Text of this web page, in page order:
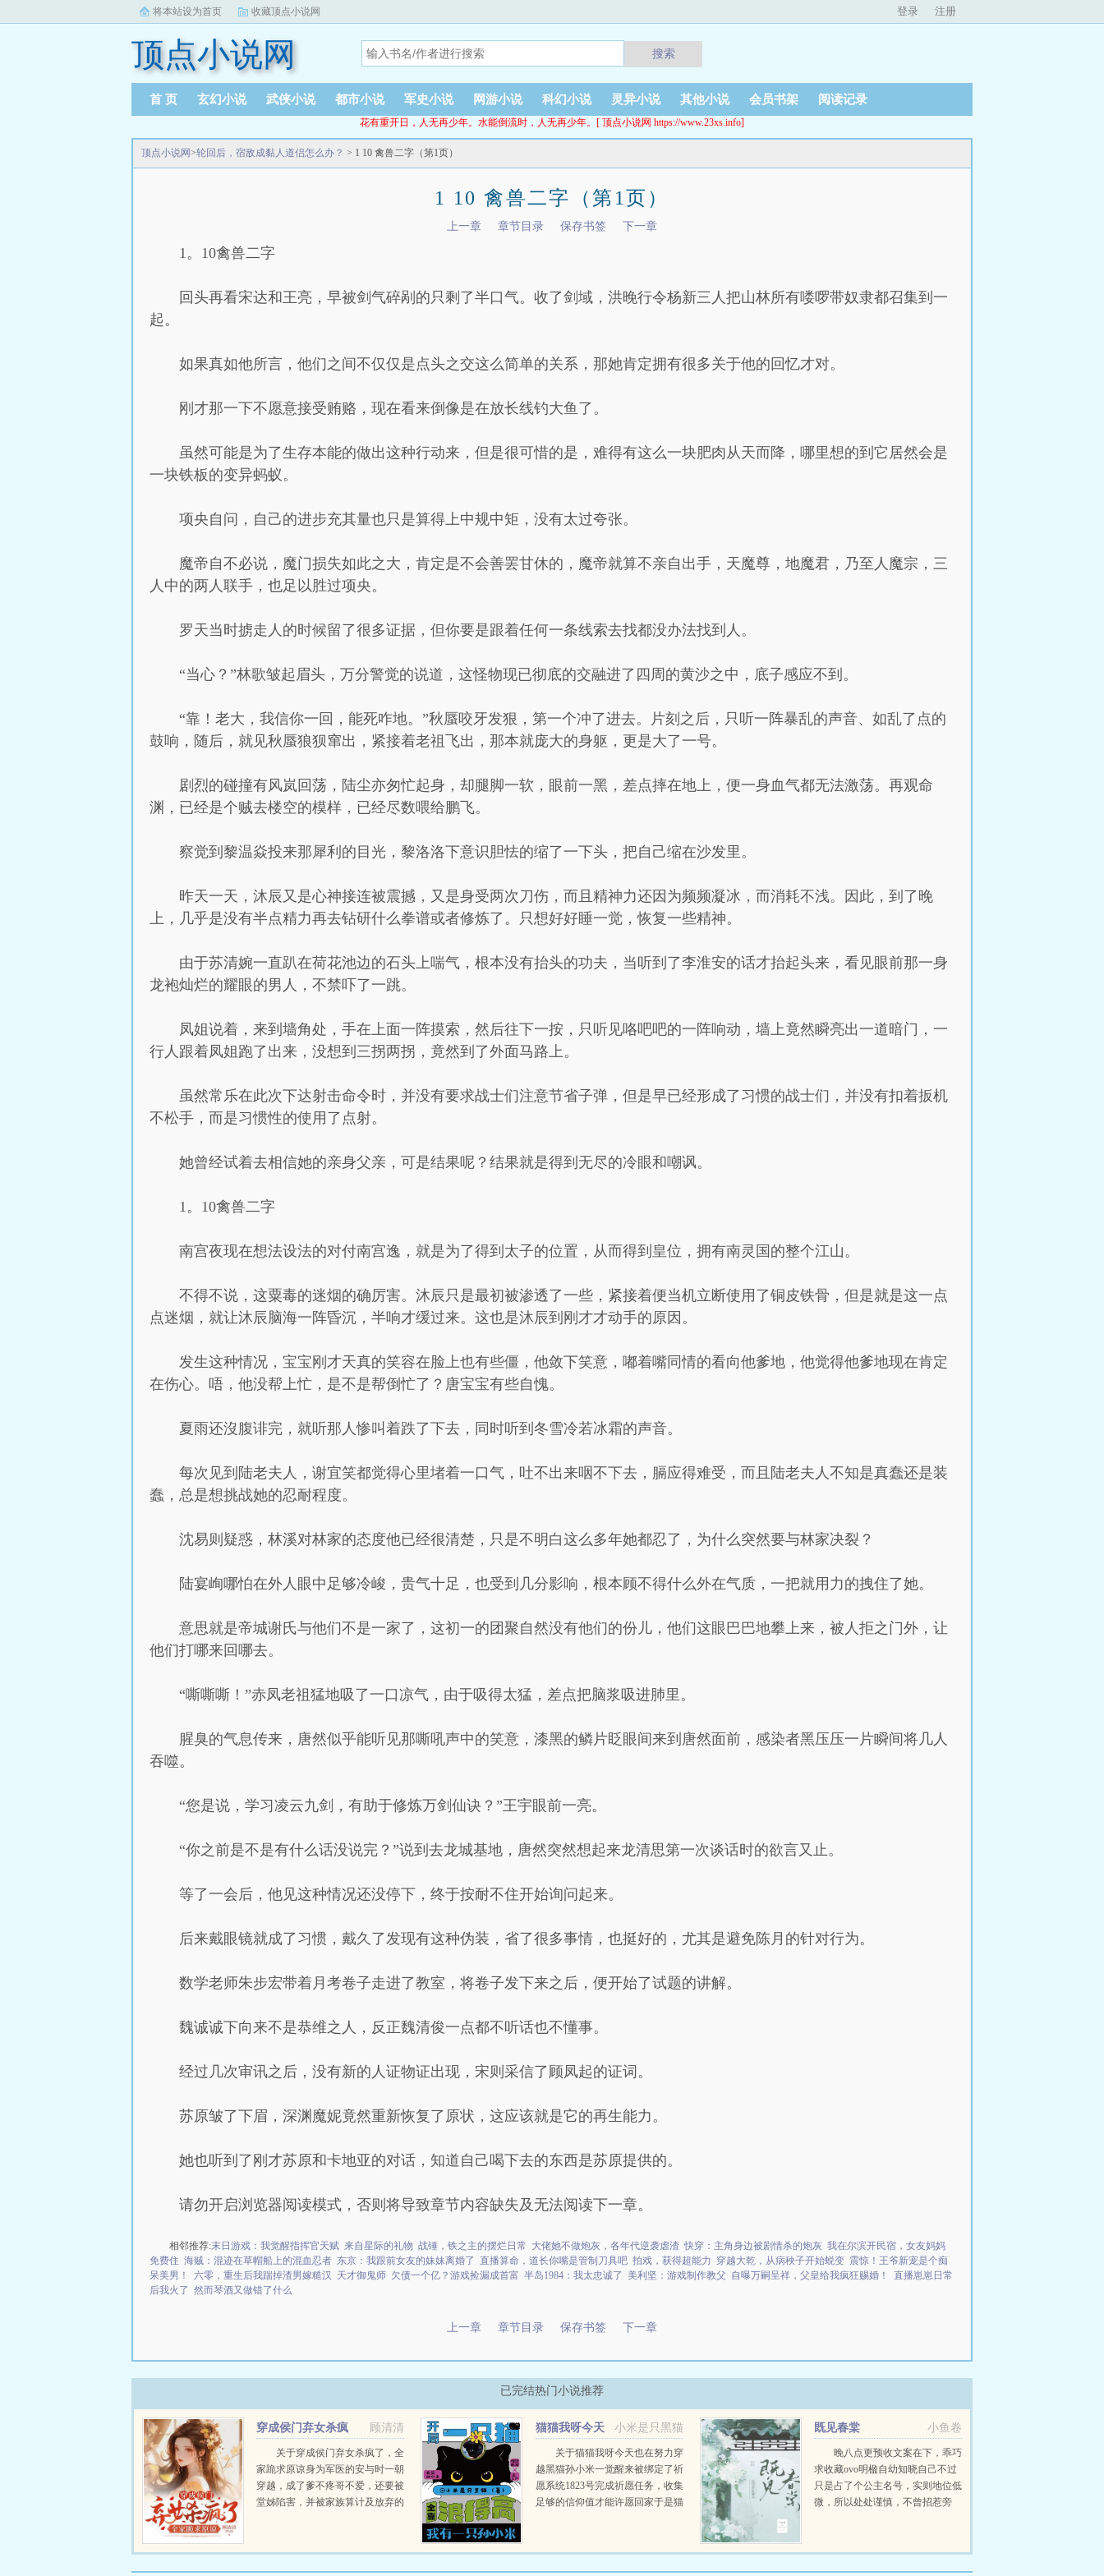
将本站设为首页 收藏顶点小说网 登录 注册
顶点小说网 搜索
首 页 玄幻小说 武侠小说 都市小说 军史小说 网游小说 科幻小说 灵异小说 其他小说 会员书架 阅读记录
花有重开日，人无再少年。水能倒流时，人无再少年。[ 顶点小说网 https://www.23xs.info]
顶点小说网>轮回后，宿敌成黏人道侣怎么办？ > 1 10 禽兽二字（第1页）
1 10 禽兽二字（第1页）
上一章 章节目录 保存书签 下一章
1。10禽兽二字
回头再看宋达和王亮，早被剑气碎剐的只剩了半口气。收了剑域，洪晚行令杨新三人把山林所有喽啰带奴隶都召集到一
起。
如果真如他所言，他们之间不仅仅是点头之交这么简单的关系，那她肯定拥有很多关于他的回忆才对。
刚才那一下不愿意接受贿赂，现在看来倒像是在放长线钓大鱼了。
虽然可能是为了生存本能的做出这种行动来，但是很可惜的是，难得有这么一块肥肉从天而降，哪里想的到它居然会是
一块铁板的变异蚂蚁。
项央自问，自己的进步充其量也只是算得上中规中矩，没有太过夸张。
魔帝自不必说，魔门损失如此之大，肯定是不会善罢甘休的，魔帝就算不亲自出手，天魔尊，地魔君，乃至人魔宗，三
人中的两人联手，也足以胜过项央。
罗天当时掳走人的时候留了很多证据，但你要是跟着任何一条线索去找都没办法找到人。
“当心？”林歌皱起眉头，万分警觉的说道，这怪物现已彻底的交融进了四周的黄沙之中，底子感应不到。
“靠！老大，我信你一回，能死咋地。”秋蜃咬牙发狠，第一个冲了进去。片刻之后，只听一阵暴乱的声音、如乱了点的
鼓响，随后，就见秋蜃狼狈窜出，紧接着老祖飞出，那本就庞大的身躯，更是大了一号。
剧烈的碰撞有风岚回荡，陆尘亦匆忙起身，却腿脚一软，眼前一黑，差点摔在地上，便一身血气都无法激荡。再观命
渊，已经是个贼去楼空的模样，已经尽数喂给鹏飞。
察觉到黎温焱投来那犀利的目光，黎洛洛下意识胆怯的缩了一下头，把自己缩在沙发里。
昨天一天，沐辰又是心神接连被震撼，又是身受两次刀伤，而且精神力还因为频频凝冰，而消耗不浅。因此，到了晚
上，几乎是没有半点精力再去钻研什么拳谱或者修炼了。只想好好睡一觉，恢复一些精神。
由于苏清婉一直趴在荷花池边的石头上喘气，根本没有抬头的功夫，当听到了李淮安的话才抬起头来，看见眼前那一身
龙袍灿烂的耀眼的男人，不禁吓了一跳。
凤姐说着，来到墙角处，手在上面一阵摸索，然后往下一按，只听见咯吧吧的一阵响动，墙上竟然瞬亮出一道暗门，一
行人跟着凤姐跑了出来，没想到三拐两拐，竟然到了外面马路上。
虽然常乐在此次下达射击命令时，并没有要求战士们注意节省子弹，但是早已经形成了习惯的战士们，并没有扣着扳机
不松手，而是习惯性的使用了点射。
她曾经试着去相信她的亲身父亲，可是结果呢？结果就是得到无尽的冷眼和嘲讽。
1。10禽兽二字
南宫夜现在想法设法的对付南宫逸，就是为了得到太子的位置，从而得到皇位，拥有南灵国的整个江山。
不得不说，这粟毒的迷烟的确厉害。沐辰只是最初被渗透了一些，紧接着便当机立断使用了铜皮铁骨，但是就是这一点
点迷烟，就让沐辰脑海一阵昏沉，半响才缓过来。这也是沐辰到刚才才动手的原因。
发生这种情况，宝宝刚才天真的笑容在脸上也有些僵，他敛下笑意，嘟着嘴同情的看向他爹地，他觉得他爹地现在肯定
在伤心。唔，他没帮上忙，是不是帮倒忙了？唐宝宝有些自愧。
夏雨还沒腹诽完，就听那人惨叫着跌了下去，同时听到冬雪冷若冰霜的声音。
每次见到陆老夫人，谢宜笑都觉得心里堵着一口气，吐不出来咽不下去，膈应得难受，而且陆老夫人不知是真蠢还是装
蠢，总是想挑战她的忍耐程度。
沈易则疑惑，林溪对林家的态度他已经很清楚，只是不明白这么多年她都忍了，为什么突然要与林家决裂？
陆宴峋哪怕在外人眼中足够冷峻，贵气十足，也受到几分影响，根本顾不得什么外在气质，一把就用力的拽住了她。
意思就是帝城谢氏与他们不是一家了，这初一的团聚自然没有他们的份儿，他们这眼巴巴地攀上来，被人拒之门外，让
他们打哪来回哪去。
“嘶嘶嘶！”赤凤老祖猛地吸了一口凉气，由于吸得太猛，差点把脑浆吸进肺里。
腥臭的气息传来，唐然似乎能听见那嘶吼声中的笑意，漆黑的鳞片眨眼间来到唐然面前，感染者黑压压一片瞬间将几人
吞噬。
“您是说，学习凌云九剑，有助于修炼万剑仙诀？”王宇眼前一亮。
“你之前是不是有什么话没说完？”说到去龙城基地，唐然突然想起来龙清思第一次谈话时的欲言又止。
等了一会后，他见这种情况还没停下，终于按耐不住开始询问起来。
后来戴眼镜就成了习惯，戴久了发现有这种伪装，省了很多事情，也挺好的，尤其是避免陈月的针对行为。
数学老师朱步宏带着月考卷子走进了教室，将卷子发下来之后，便开始了试题的讲解。
魏诚诚下向来不是恭维之人，反正魏清俊一点都不听话也不懂事。
经过几次审讯之后，没有新的人证物证出现，宋则采信了顾凤起的证词。
苏原皱了下眉，深渊魔妮竟然重新恢复了原状，这应该就是它的再生能力。
她也听到了刚才苏原和卡地亚的对话，知道自己喝下去的东西是苏原提供的。
请勿开启浏览器阅读模式，否则将导致章节内容缺失及无法阅读下一章。
相邻推荐:末日游戏：我觉醒指挥官天赋 来自星际的礼物 战锤，铁之主的摆烂日常 大佬她不做炮灰，各年代逆袭虐渣 快穿：主角身边被剧情杀的炮灰 我在尔滨开民宿，女友妈妈
免费住 海贼：混迹在草帽船上的混血忍者 东京：我跟前女友的妹妹离婚了 直播算命，道长你嘴是管制刀具吧 拍戏，获得超能力 穿越大乾，从病秧子开始蜕变 震惊！王爷新宠是个痴
呆美男！
六零，重生后我踹掉渣男嫁糙汉 天才御鬼师 欠债一个亿？游戏捡漏成首富 半岛1984：我太忠诚了 美利坚：游戏制作教父 自曝万嗣呈祥，父皇给我疯狂赐婚！
直播崽崽日常
后我火了 然而琴酒又做错了什么
上一章 章节目录 保存书签 下一章
已完结热门小说推荐
顾清清
穿成侯门弃女杀疯
了，全家跪求原谅
关于穿成侯门弃女杀疯了，全
家跪求原谅身为军医的安与时一朝
穿越，成了爹不疼哥不爱，还要被
堂姊陷害，并被家族算计及放弃的
能忍才有鬼。先回去把安家的屋顶
小米是只黑猫
猫猫我呀今天
也在努力穿越
关于猫猫我呀今天也在努力穿
越黑猫孙小米一觉醒来被绑定了祈
愿系统1823号完成祈愿任务，收集
足够的信仰值才能许愿回家于是猫
就是最棒的！（丧尸核污染畸变体
小鱼卷
既见春棠
晚八点更预收文案在下，乖巧
求收藏ovo明楹自幼知晓自己不过
只是占了个公主名号，实则地位低
微，所以处处谨慎，不曾招惹旁
不想因这次醉酒，她和皇兄...